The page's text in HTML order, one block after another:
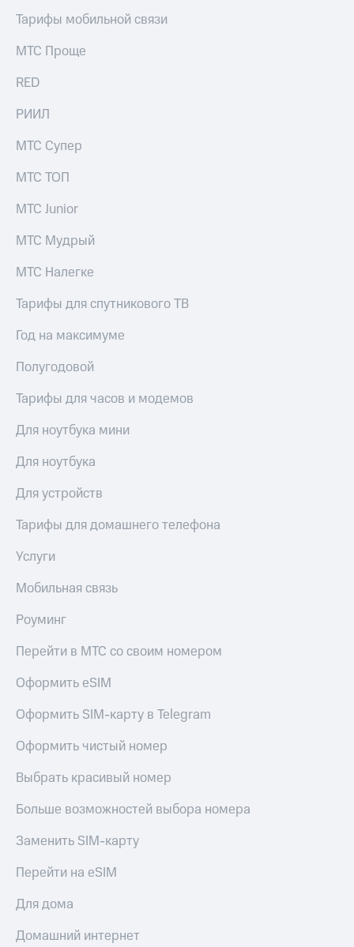
Тарифы мобильной связи
МТС Проще
RED
РИИЛ
МТС Супер
МТС ТОП
МТС Junior
МТС Мудрый
МТС Налегке
Тарифы для спутникового ТВ
Год на максимуме
Полугодовой
Тарифы для часов и модемов
Для ноутбука мини
Для ноутбука
Для устройств
Тарифы для домашнего телефона
Услуги
Мобильная связь
Роуминг
Перейти в МТС со своим номером
Оформить eSIM
Оформить SIM-карту в Telegram
Оформить чистый номер
Выбрать красивый номер
Больше возможностей выбора номера
Заменить SIM-карту
Перейти на eSIM
Для дома
Домашний интернет